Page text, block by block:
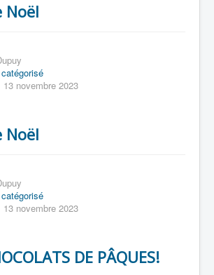
Noël
novembre 2023
Noël
novembre 2023
DE PÂQUES!